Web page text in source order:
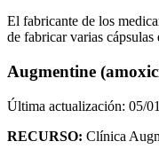
El fabricante de los
de fabricar varias cápsulas
Augmentine
Última actualización: 05/
RECURSO: Clínica